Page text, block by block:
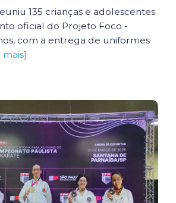
135 crianças e adolescentes
oficial do Projeto Foco -
com a entrega de uniformes
mais]